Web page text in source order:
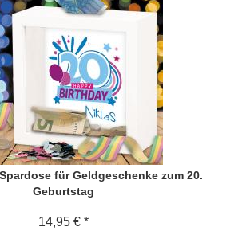
für Geldgeschenke zum 20.
Geburtstag
14,95 € *